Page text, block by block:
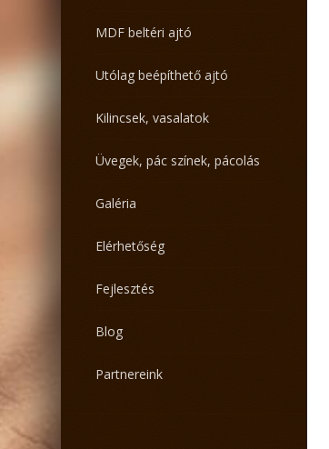
MDF beltéri ajtó
Utólag beépíthető ajtó
Kilincsek, vasalatok
Üvegek, pác színek, pácolás
Galéria
Elérhetőség
Fejlesztés
Blog
Partnereink